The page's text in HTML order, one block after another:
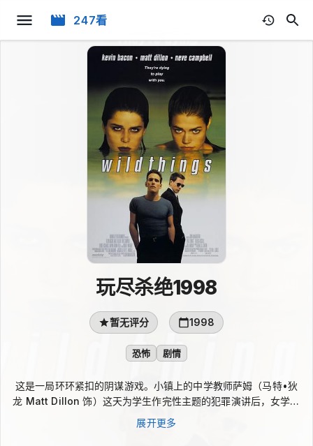
247看
玩尽杀绝1998
暂无评分 1998
恐怖 剧情
这是一局环环紧扣的阴谋游戏。小镇上的中学教师萨姆（马特•狄
龙 Matt Dillon 饰）这天为学生作完性主题的犯罪演讲后，女学生
凯莉就溜进了他的房间，面对青春迷人的凯莉（丹妮丝•理查兹
Denise Richards 饰），萨姆惊得目瞪口呆。这一幕被凯莉的母
展开更多